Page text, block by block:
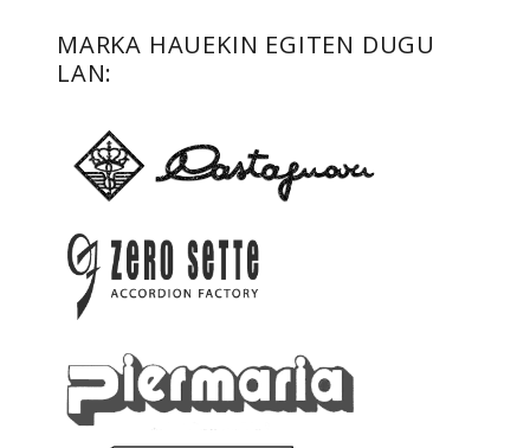
MARKA HAUEKIN EGITEN DUGU
LAN: